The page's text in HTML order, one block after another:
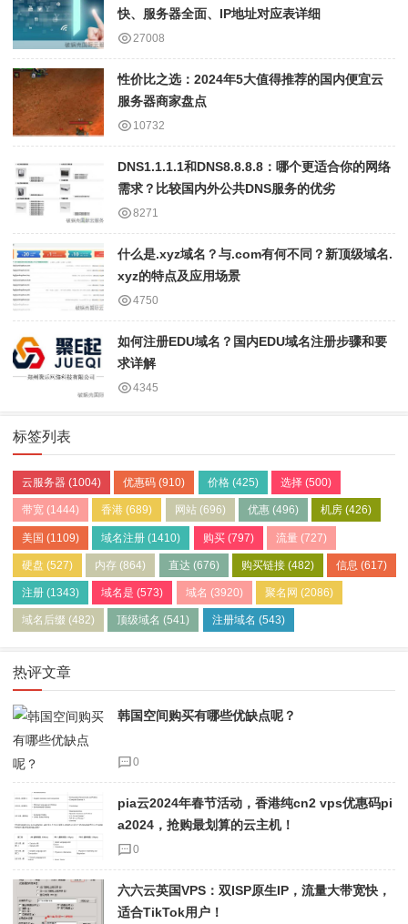
快、服务器全面、IP地址对应表详细
27008
性价比之选：2024年5大值得推荐的国内便宜云
服务器商家盘点
10732
DNS1.1.1.1和DNS8.8.8.8：哪个更适合你的网络
需求？比较国内外公共DNS服务的优劣
8271
什么是.xyz域名？与.com有何不同？新顶级域名.
xyz的特点及应用场景
4750
如何注册EDU域名？国内EDU域名注册步骤和要
求详解
4345
标签列表
云服务器 (1004) 优惠码 (910) 价格(425) 选择(500)
带宽 (1444) 香港 (689) 网站(696) 优惠(496) 机房 (426)
美国 (1109) 域名注册 (1410) 购买(797) 流量(727)
硬盘 (527) 内存 (864) 直达 (676) 购买链接(482) 信息 (617)
注册 (1343) 域名是 (573) 域名 (3920) 聚名网 (2086)
域名后缀 (482) 顶级域名 (541) 注册域名 (543)
热评文章
韩国空间购买有哪些优缺点呢？
0
pia云2024年春节活动，香港纯cn2 vps优惠码pi
a2024，抢购最划算的云主机！
0
六六云英国VPS：双ISP原生IP，流量大带宽快，
适合TikTok用户！